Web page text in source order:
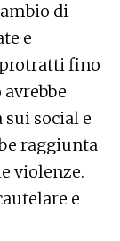
di
e
fino
social e
raggiunta
violenze.
e